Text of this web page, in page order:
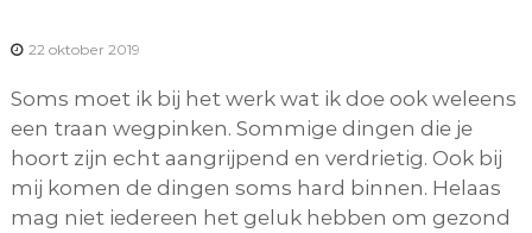
n
h
u
d
lc
h
i
n
22 oktober 2019
Soms moet ik bij het werk wat ik doe ook weleens
een traan wegpinken. Sommige dingen die je
hoort zijn echt aangrijpend en verdrietig. Ook bij
mij komen de dingen soms hard binnen. Helaas
mag niet iedereen het geluk hebben om gezond